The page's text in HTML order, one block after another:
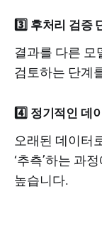
3️⃣ 후처리 검증
결과를 다른 모
검토하는 단계
4️⃣ 정기적인 데
오래된 데이터
‘추측’하는 과
높습니다.